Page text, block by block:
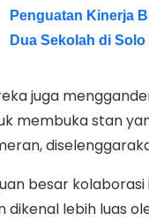
Penguatan Kinerja
Dua Sekolah di
juga
membuka stan
besar
dikenal lebih luas